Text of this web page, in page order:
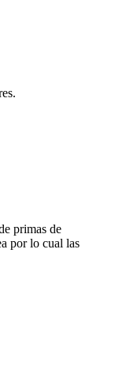
primas de
por lo cual las